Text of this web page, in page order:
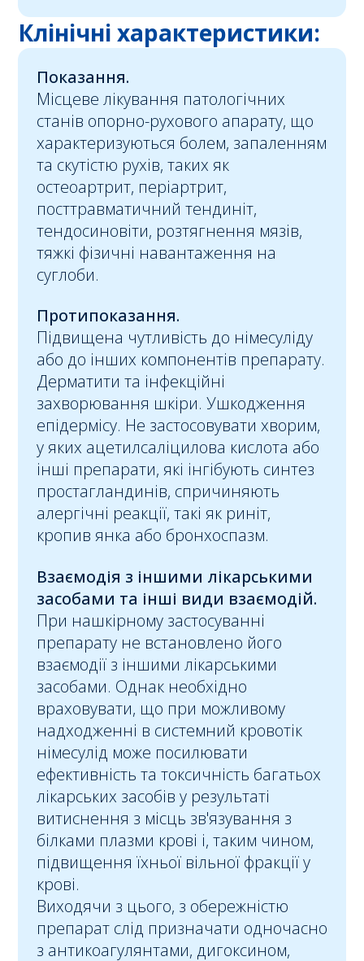
Клінічні характеристики:
Показання.
Місцеве лікування патологічних
станів опорно-рухового апарату, що
характеризуються болем, запаленням
та скутістю рухів, таких як
остеоартрит, періартрит,
посттравматичний тендиніт,
тендосиновіти, розтягнення мязів,
тяжкі фізичні навантаження на
суглоби.
Протипоказання.
Підвищена чутливість до німесуліду
або до інших компонентів препарату.
Дерматити та інфекційні
захворювання шкіри. Ушкодження
епідермісу. Не застосовувати хворим,
у яких ацетилсаліцилова кислота або
інші препарати, які інгібують синтез
простагландинів, спричиняють
алергічні реакції, такі як риніт,
кропив янка або бронхоспазм.
Взаємодія з іншими лікарськими
засобами та інші види взаємодій.
При нашкірному застосуванні
препарату не встановлено його
взаємодії з іншими лікарськими
засобами. Однак необхідно
враховувати, що при можливому
надходженні в системний кровотік
німесулід може посилювати
ефективність та токсичність багатьох
лікарських засобів у результаті
витиснення з місць зв'язування з
білками плазми крові і, таким чином,
підвищення їхньої вільної фракції у
крові.
Виходячи з цього, з обережністю
препарат слід призначати одночасно
з антикоагулянтами, дигоксином,